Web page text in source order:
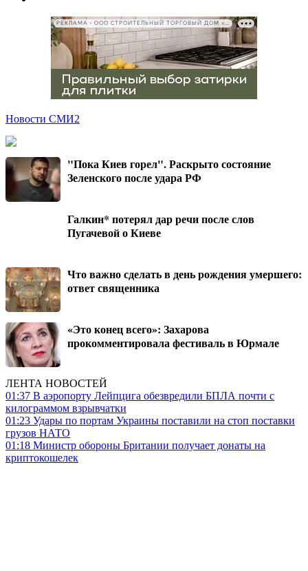
РЕКЛАМА • ООО СТРОИТЕЛЬНЫЙ ТОРГОВЫЙ ДОМ «ПЕТРОВИЧ», ИНН 7802348846
Новости СМИ2
"Пока Киев горел". Раскрыто состояние
Зеленского после удара РФ
Галкин* потерял дар речи после слов
Пугачевой о Киеве
Что важно сделать в день рождения умершего:
ответ священника
«Это конец всего»: Захарова
прокомментировала фестиваль в Юрмале
ЛЕНТА НОВОСТЕЙ
01:37 В аэропорту Лейпцига обезвредили БПЛА почти с
килограммом взрывчатки
01:23 Удары по портам Украины поставили на стоп поставки
грузов НАТО
01:18 Министр обороны Британии получает донаты на
криптокошелек